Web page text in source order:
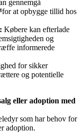
gennemgå
for at opbygge tillid hos
Købere kan efterlade
og
informerede
for sikker
og potentielle
eller adoption med
som har behov for
adoption.